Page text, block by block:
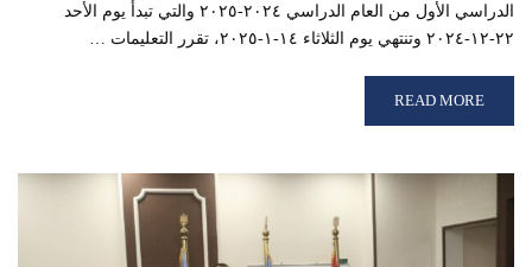
الدراسي الأول من العام الدراسي ٢٠٢٤-٢٠٢٥ والتي تبدأ يوم الأحد
٢٢-١٢-٢٠٢٤ وتنتهي يوم الثلاثاء ١٤-١-٢٠٢٥، تقرر التعليمات …
READ MORE ABOUT تعليمات هامة وعاجلة لامتحانات نهاية الفصل الدراسي الأول 2024–2025
READ MORE